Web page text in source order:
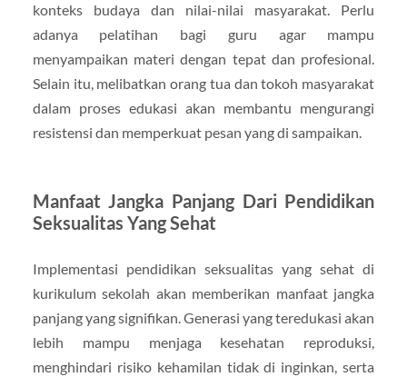
konteks budaya dan nilai-nilai masyarakat. Perlu
adanya pelatihan bagi guru agar mampu
menyampaikan materi dengan tepat dan profesional.
Selain itu, melibatkan orang tua dan tokoh masyarakat
dalam proses edukasi akan membantu mengurangi
resistensi dan memperkuat pesan yang di sampaikan.
Manfaat Jangka Panjang Dari Pendidikan
Seksualitas Yang Sehat
Implementasi pendidikan seksualitas yang sehat di
kurikulum sekolah akan memberikan manfaat jangka
panjang yang signifikan. Generasi yang teredukasi akan
lebih mampu menjaga kesehatan reproduksi,
menghindari risiko kehamilan tidak di inginkan, serta